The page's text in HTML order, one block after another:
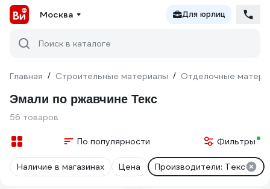
Москва Для юрлиц
Поиск в каталоге
Главная / Строительные материалы / Отделочные
Эмали по ржавчине Текс
56 товаров
По популярности Фильтры
Наличие в магазинах Цена Производители: Текс